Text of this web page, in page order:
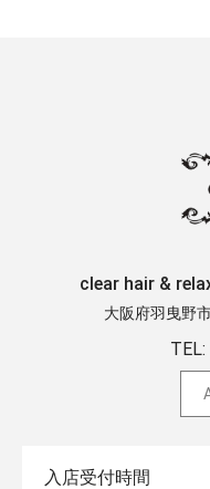
clear hair &
大阪府羽曳野
TEL:
入店受付時間